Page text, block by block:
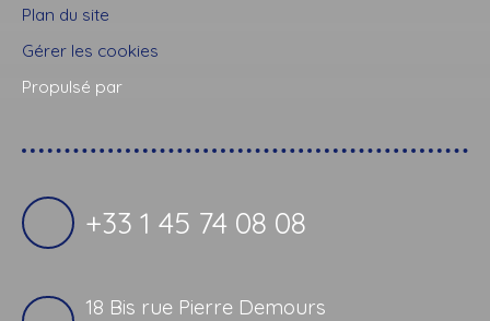
Plan du site
Gérer les cookies
Propulsé par
+33 1 45 74 08 08
18 Bis rue Pierre Demours